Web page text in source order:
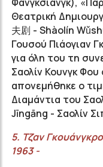
Θεατρική
夫剧 - Shàolín
Γουσού Πιάογιαν
για όλη του τη
Σαολίν Κουνγκ
απονεμήθηκε ο
Διαμάντια του
Jīngāng - Σαολίν
5. Τζαν
1963 -